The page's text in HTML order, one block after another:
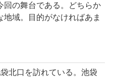
回の舞台である。どちらか
域。目的がなければあま
北口を訪れている。池袋